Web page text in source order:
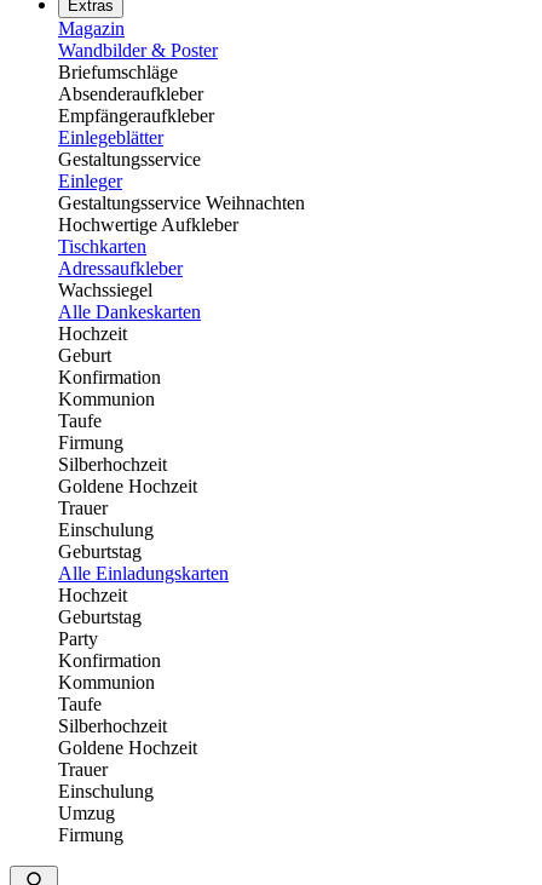
Extras
Magazin
Wandbilder & Poster
Briefumschläge
Absenderaufkleber
Empfängeraufkleber
Einlegeblätter
Gestaltungsservice
Einleger
Gestaltungsservice Weihnachten
Hochwertige Aufkleber
Tischkarten
Adressaufkleber
Wachssiegel
Alle Dankeskarten
Hochzeit
Geburt
Konfirmation
Kommunion
Taufe
Firmung
Silberhochzeit
Goldene Hochzeit
Trauer
Einschulung
Geburtstag
Alle Einladungskarten
Hochzeit
Geburtstag
Party
Konfirmation
Kommunion
Taufe
Silberhochzeit
Goldene Hochzeit
Trauer
Einschulung
Umzug
Firmung